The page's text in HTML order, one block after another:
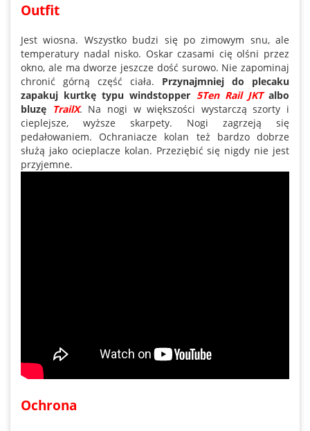
Outfit
Jest wiosna. Wszystko budzi się po zimowym snu, ale
temperatury nadal nisko. Oskar czasami cię olśni przez
okno, ale ma dworze jeszcze dość surowo. Nie zapominaj
chronić górną część ciała. Przynajmniej do plecaku
zapakuj kurtkę typu windstopper 5Ten Rail JKTalbo
bluzę TrailX. Na nogi w większości wystarczą szorty i
cieplejsze, wyższe skarpety. Nogi zagrzeją się
pedałowaniem. Ochraniacze kolan też bardzo dobrze
służą jako ocieplacze kolan. Przeziębić się nigdy nie jest
przyjemne.
Ochrona